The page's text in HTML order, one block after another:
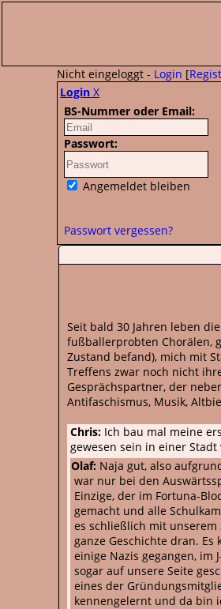
Nicht eingeloggt - Login [
Login X
BS-Nummer oder Email:
Passwort:
Angemeldet bleiben
Passwort vergessen?
Seit bald 30 Jahren leben
fußballerprobten Chorälen,
Zustand befand), mich mit
Treffens zwar noch nicht
Gesprächspartner, der
Antifaschismus, Musik,
Chris: Ich bau mal meine
gewesen sein in einer
Olaf: Naja gut, also
war nur bei den
Einzige, der im Fortuna-
gemacht und alle
es schließlich mit unserem
ganze Geschichte dran.
einige Nazis gegangen, im
sogar auf unsere Seite
eines der
kennengelernt und da bin